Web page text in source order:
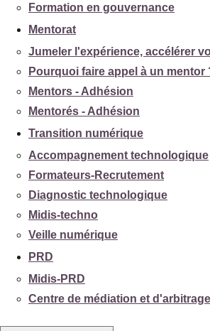
Formation en gouvernance
Mentorat
Jumeler l'expérience, accélérer
Pourquoi faire appel à un mentor
Mentors - Adhésion
Mentorés - Adhésion
Transition numérique
Accompagnement technologique
Formateurs-Recrutement
Diagnostic technologique
Midis-techno
Veille numérique
PRD
Midis-PRD
Centre de médiation et